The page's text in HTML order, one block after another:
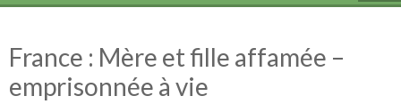
France : Mère et fille affamée –
emprisonnée à vie